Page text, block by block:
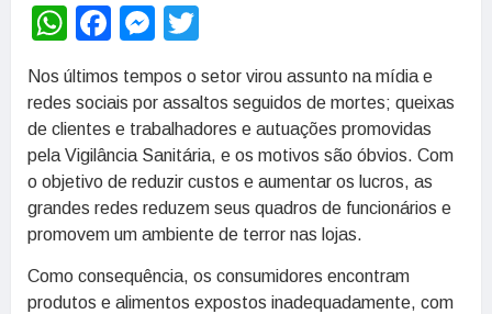
WhatsApp
Facebook
Messenger
Nos últimos tempos o setor virou assunto na mídia e
redes sociais por assaltos seguidos de mortes; queixas
de clientes e trabalhadores e autuações promovidas
pela Vigilância Sanitária, e os motivos são óbvios. Com
o objetivo de reduzir custos e aumentar os lucros, as
grandes redes reduzem seus quadros de funcionários e
promovem um ambiente de terror nas lojas.
Como consequência, os consumidores encontram
produtos e alimentos expostos inadequadamente, com